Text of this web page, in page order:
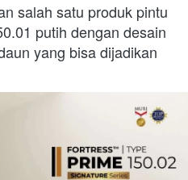
salah satu produk pintu
putih dengan desain
yang bisa dijadikan